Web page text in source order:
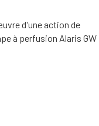
d'une action de
à perfusion Alaris GW